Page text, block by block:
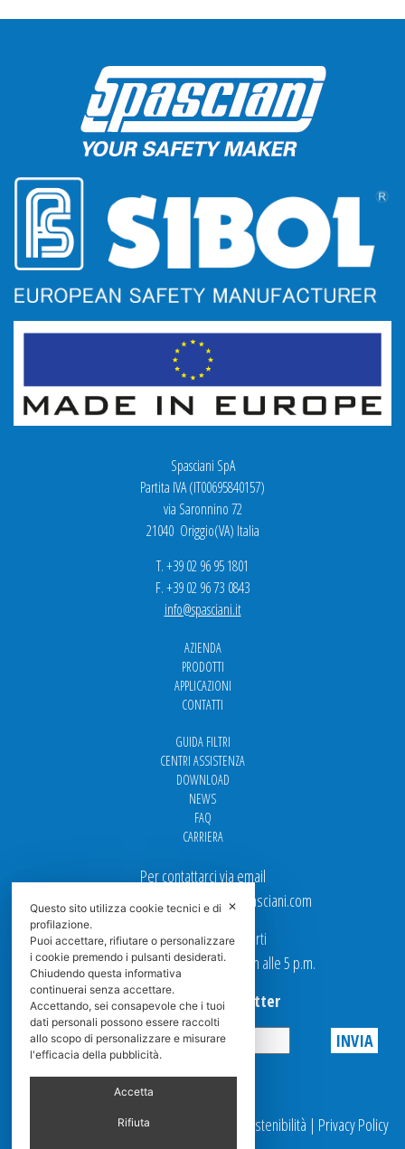
Spasciani SpA
Partita IVA (IT00695840157)
via Saronnino 72
21040 Origgio(VA) Italia
T. +39 02 96 95 1801
F. +39 02 96 73 0843
info@spasciani.it
AZIENDA
PRODOTTI
APPLICAZIONI
CONTATTI
GUIDA FILTRI
CENTRI ASSISTENZA
DOWNLOAD
NEWS
FAQ
CARRIERA
Per contattarci via email
Ufficio Vendite: italy.sales@spasciani.com
I nostri uffici sono aperti
dal Lunedi al Venerdi dalle 9 a.m alle 5 p.m.
Iscriviti alla Newsletter
Privacy
© 2025 Spasciani |Codice Etico Report Sostenibilità | Privacy Policy
✕
Questo sito utilizza cookie tecnici e di
profilazione.
Puoi accettare, rifiutare o personalizzare
i cookie premendo i pulsanti desiderati.
Chiudendo questa informativa
continuerai senza accettare.
Accettando, sei consapevole che i tuoi
dati personali possono essere raccolti
allo scopo di personalizzare e misurare
l'efficacia della pubblicità.
Accetta
Rifiuta